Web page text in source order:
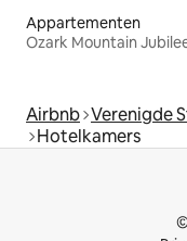
Appartementen
Ozark Mountain
Airbnb Verenigde
Hotelkamers